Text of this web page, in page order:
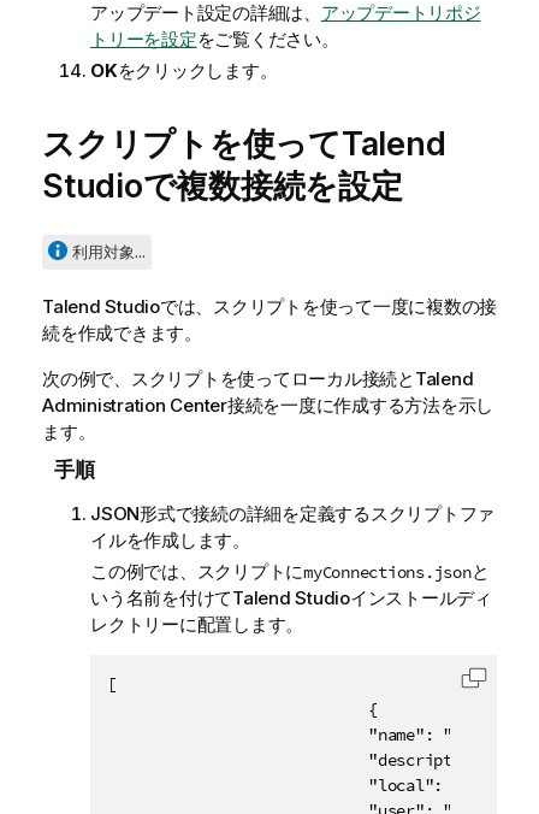
アップデート設定の詳細は、 アップデートリポジ
トリーを設定をご覧ください。
OKをクリックします。
スクリプトを使ってTalend
Studioで複数接続を設定
利用対象...
Talend Studioでは、スクリプトを使って一度に複数の接
続を作成できます。
次の例で、スクリプトを使ってローカル接続と Talend
Administration Center接続を一度に作成する方法を示し
ます。
手順
JSON形式で接続の詳細を定義するスクリプトファ
イルを作成します。
この例では、スクリプトにmyConnections.jsonと
いう名前を付けてTalend Studioインストールディ
レクトリーに配置します。
[
                            {
"name":
"description":
                            "local": true,
コード